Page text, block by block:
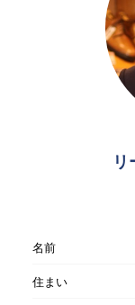
名前
住まい